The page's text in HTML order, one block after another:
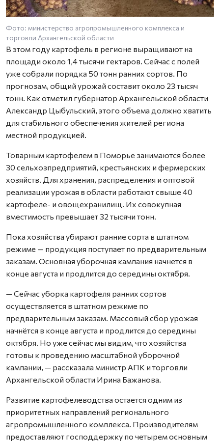
Фото: министерство агропромышленного комплекса и
торговли Архангельской области
В этом году картофель в регионе выращивают на
площади около 1,4 тысячи гектаров. Сейчас с полей
уже собрали порядка 50 тонн ранних сортов. По
прогнозам, общий урожай составит около 23 тысяч
тонн. Как отметил губернатор Архангельской области
Александр Цыбульский, этого объема должно хватить
для стабильного обеспечения жителей региона
местной продукцией.
Товарным картофелем в Поморье занимаются более
30 сельхозпредприятий, крестьянских и фермерских
хозяйств. Для хранения, распределения и оптовой
реализации урожая в области работают свыше 40
картофеле- и овощехранилищ. Их совокупная
вместимость превышает 32 тысячи тонн.
Пока хозяйства убирают ранние сорта в штатном
режиме — продукция поступает по предварительным
заказам. Основная уборочная кампания начнется в
конце августа и продлится до середины октября.
— Сейчас уборка картофеля ранних сортов
осуществляется в штатном режиме по
предварительным заказам. Массовый сбор урожая
начнётся в конце августа и продлится до середины
октября. Но уже сейчас мы видим, что хозяйства
готовы к проведению масштабной уборочной
кампании, — рассказала министр АПК и торговли
Архангельской области Ирина Бажанова.
Развитие картофелеводства остается одним из
приоритетных направлений регионального
агропромышленного комплекса. Производителям
предоставляют господдержку по четырем основным